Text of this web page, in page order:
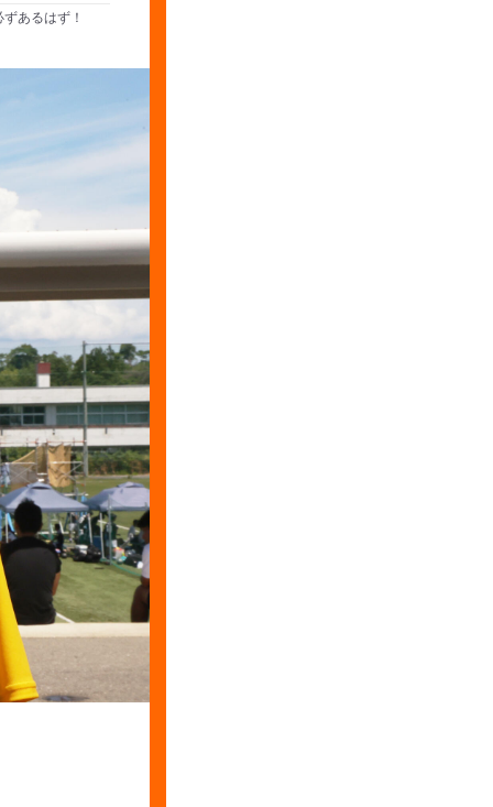
あるはず！